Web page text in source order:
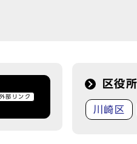
外部リンク
区役所
川崎区